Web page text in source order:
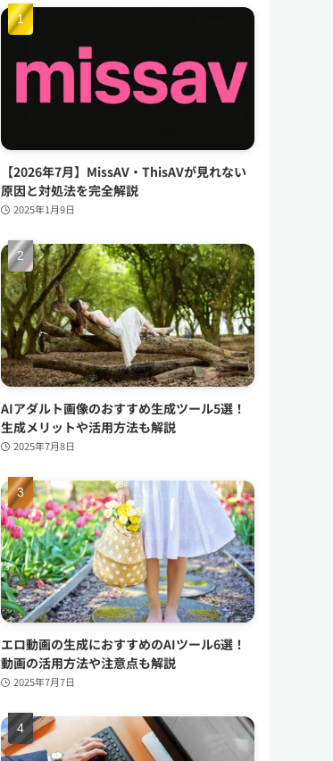
【2026年7月】MissAV・ThisAVが見れない
原因と対処法を完全解説
2025年1月9日
AIアダルト画像のおすすめ生成ツール5選！
生成メリットや活用方法も解説
2025年7月8日
エロ動画の生成におすすめのAIツール6選！
動画の活用方法や注意点も解説
2025年7月7日